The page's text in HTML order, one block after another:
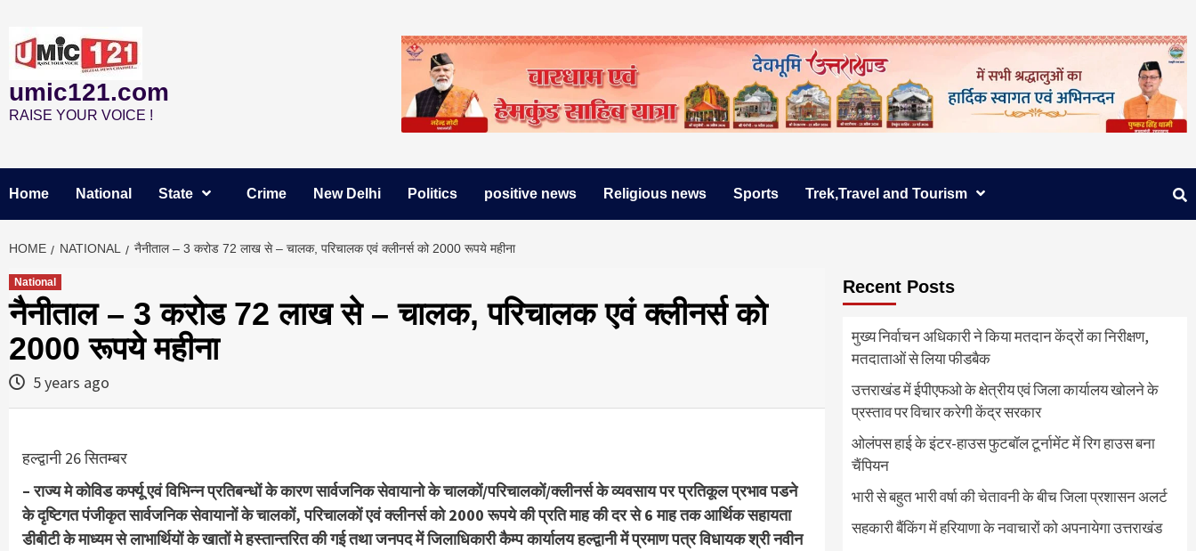
content
umic121.com
RAISE YOUR VOICE !
Home National State Crime New Delhi Politics positive news Religious news Sports Trek,Travel and Tourism
HOME NATIONAL नैनीताल – 3 करोड 72 लाख से – चालक, परिचालक एवं क्लीनर्स को 2000 रूपये महीना
National
नैनीताल – 3 करोड 72 लाख से – चालक, परिचालक एवं क्लीनर्स को
2000 रूपये महीना
5 years ago
हल्द्वानी 26 सितम्बर
– राज्य मे कोविड कर्फ्यू एवं विभिन्न प्रतिबन्धों के कारण सार्वजनिक सेवायानो के चालकों/परिचालकों/क्लीनर्स के व्यवसाय पर प्रतिकूल प्रभाव पडने
के दृष्टिगत पंजीकृत सार्वजनिक सेवायानों के चालकों, परिचालकों एवं क्लीनर्स को 2000 रूपये की प्रति माह की दर से 6 माह तक आर्थिक सहायता
डीबीटी के माध्यम से लाभार्थियों के खातों मे हस्तान्तरित की गई तथा जनपद में जिलाधिकारी कैम्प कार्यालय हल्द्वानी में प्रमाण पत्र विधायक श्री नवीन
Recent Posts
मुख्य निर्वाचन अधिकारी ने किया मतदान केंद्रों का निरीक्षण,
मतदाताओं से लिया फीडबैक
उत्तराखंड में ईपीएफओ के क्षेत्रीय एवं जिला कार्यालय खोलने के
प्रस्ताव पर विचार करेगी केंद्र सरकार
ओलंपस हाई के इंटर-हाउस फुटबॉल टूर्नामेंट में रिग हाउस बना
चैंपियन
भारी से बहुत भारी वर्षा की चेतावनी के बीच जिला प्रशासन अलर्ट
सहकारी बैंकिंग में हरियाणा के नवाचारों को अपनायेगा उत्तराखंड